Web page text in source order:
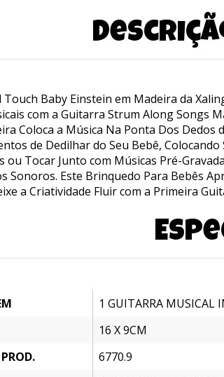
Baby Einstein em Madeira da
com a Guitarra Strum Along Songs
Coloca a Música Na Ponta Dos Dedos
de Dedilhar do Seu Bebê,
ou Tocar Junto com Músicas Pré-
Sonoros. Este Brinquedo Para Bebês
a Criatividade Fluir com a Primeira
1 GUITARRA MUSICAL
16 X 9CM
6770.9